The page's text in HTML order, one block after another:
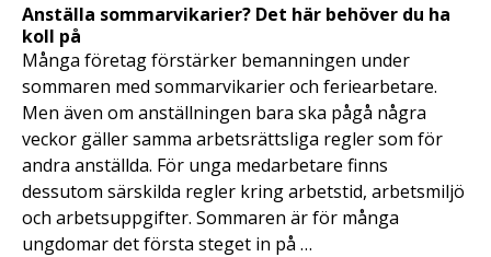
Anställa sommarvikarier? Det här behöver du ha
koll på
Många företag förstärker bemanningen under
sommaren med sommarvikarier och feriearbetare.
Men även om anställningen bara ska pågå några
veckor gäller samma arbetsrättsliga regler som för
andra anställda. För unga medarbetare finns
dessutom särskilda regler kring arbetstid, arbetsmiljö
och arbetsuppgifter. Sommaren är för många
ungdomar det första steget in på …